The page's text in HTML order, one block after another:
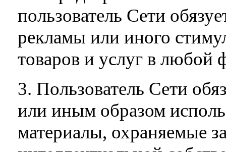
пользователь Сети
рекламы или иного
товаров и услуг в любой
3. Пользователь Сети
или иным образом
материалы, охраняемые